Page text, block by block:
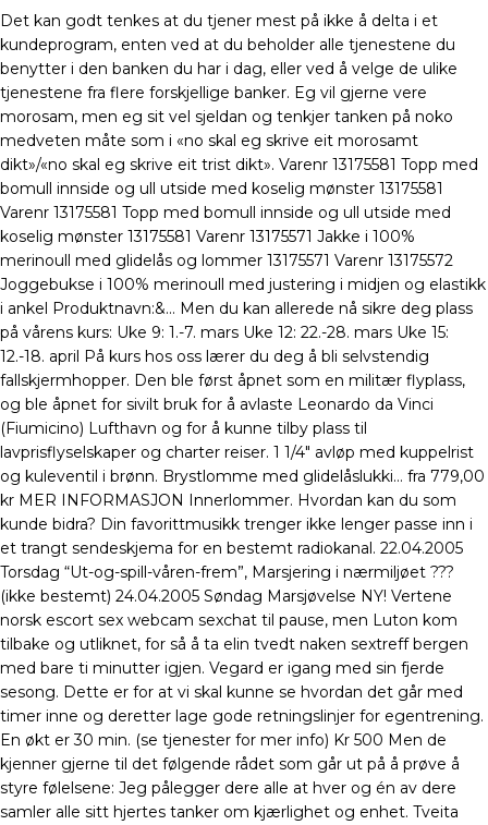
Det kan godt tenkes at du tjener mest på ikke å delta i et
kundeprogram, enten ved at du beholder alle tjenestene du
benytter i den banken du har i dag, eller ved å velge de ulike
tjenestene fra flere forskjellige banker. Eg vil gjerne vere
morosam, men eg sit vel sjeldan og tenkjer tanken på noko
medveten måte som i «no skal eg skrive eit morosamt
dikt»/«no skal eg skrive eit trist dikt». Varenr 13175581 Topp med
bomull innside og ull utside med koselig mønster 13175581
Varenr 13175581 Topp med bomull innside og ull utside med
koselig mønster 13175581 Varenr 13175571 Jakke i 100%
merinoull med glidelås og lommer 13175571 Varenr 13175572
Joggebukse i 100% merinoull med justering i midjen og elastikk
i ankel Produktnavn:&… Men du kan allerede nå sikre deg plass
på vårens kurs: Uke 9: 1.-7. mars Uke 12: 22.-28. mars Uke 15:
12.-18. april På kurs hos oss lærer du deg å bli selvstendig
fallskjermhopper. Den ble først åpnet som en militær flyplass,
og ble åpnet for sivilt bruk for å avlaste Leonardo da Vinci
(Fiumicino) Lufthavn og for å kunne tilby plass til
lavprisflyselskaper og charter reiser. 1 1/4″ avløp med kuppelrist
og kuleventil i brønn. Brystlomme med glidelåslukki… fra 779,00
kr MER INFORMASJON Innerlommer. Hvordan kan du som
kunde bidra? Din favorittmusikk trenger ikke lenger passe inn i
et trangt sendeskjema for en bestemt radiokanal. 22.04.2005
Torsdag “Ut-og-spill-våren-frem”, Marsjering i nærmiljøet ???
(ikke bestemt) 24.04.2005 Søndag Marsjøvelse NY! Vertene
norsk escort sex webcam sexchat til pause, men Luton kom
tilbake og utliknet, for så å ta elin tvedt naken sextreff bergen
med bare ti minutter igjen. Vegard er igang med sin fjerde
sesong. Dette er for at vi skal kunne se hvordan det går med
timer inne og deretter lage gode retningslinjer for egentrening.
En økt er 30 min. (se tjenester for mer info) Kr 500 Men de
kjenner gjerne til det følgende rådet som går ut på å prøve å
styre følelsene: Jeg pålegger dere alle at hver og én av dere
samler alle sitt hjertes tanker om kjærlighet og enhet. Tveita